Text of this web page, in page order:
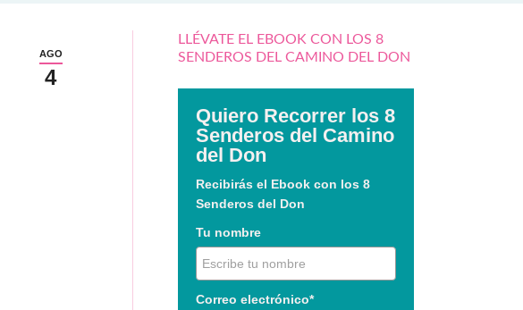
AGO
4
LLÉVATE EL EBOOK CON LOS 8
SENDEROS DEL CAMINO DEL DON
Quiero Recorrer los 8
Senderos del Camino
del Don
Recibirás el Ebook con los 8
Senderos del Don
Tu nombre
Correo electrónico*